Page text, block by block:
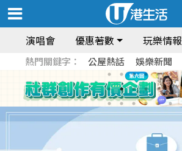
演唱會 優惠著數 玩樂情報
熱門關鍵字： 公屋熱話 娛樂新聞